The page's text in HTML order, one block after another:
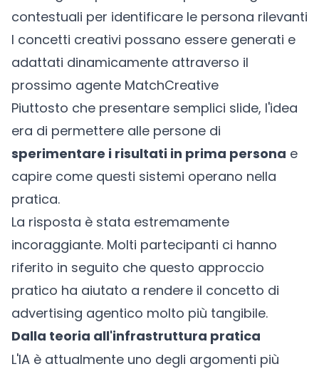
contestuali per identificare le persona rilevanti
I concetti creativi possano essere generati e
adattati dinamicamente attraverso il
prossimo agente MatchCreative
Piuttosto che presentare semplici slide, l'idea
era di permettere alle persone di
sperimentare i risultati in prima persona e
capire come questi sistemi operano nella
pratica.
La risposta è stata estremamente
incoraggiante. Molti partecipanti ci hanno
riferito in seguito che questo approccio
pratico ha aiutato a rendere il concetto di
advertising agentico molto più tangibile.
Dalla teoria all'infrastruttura pratica
L'IA è attualmente uno degli argomenti più